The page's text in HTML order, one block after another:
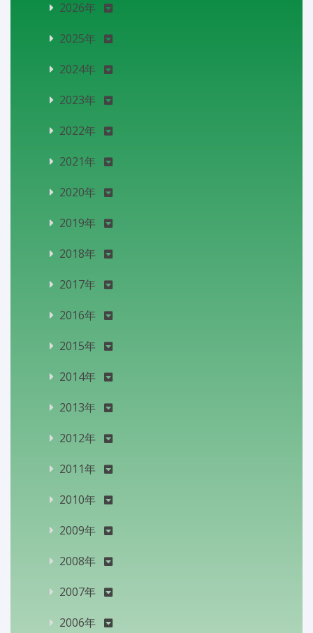
2026年
2025年
2024年
2023年
2022年
2021年
2020年
2019年
2018年
2017年
2016年
2015年
2014年
2013年
2012年
2011年
2010年
2009年
2008年
2007年
2006年